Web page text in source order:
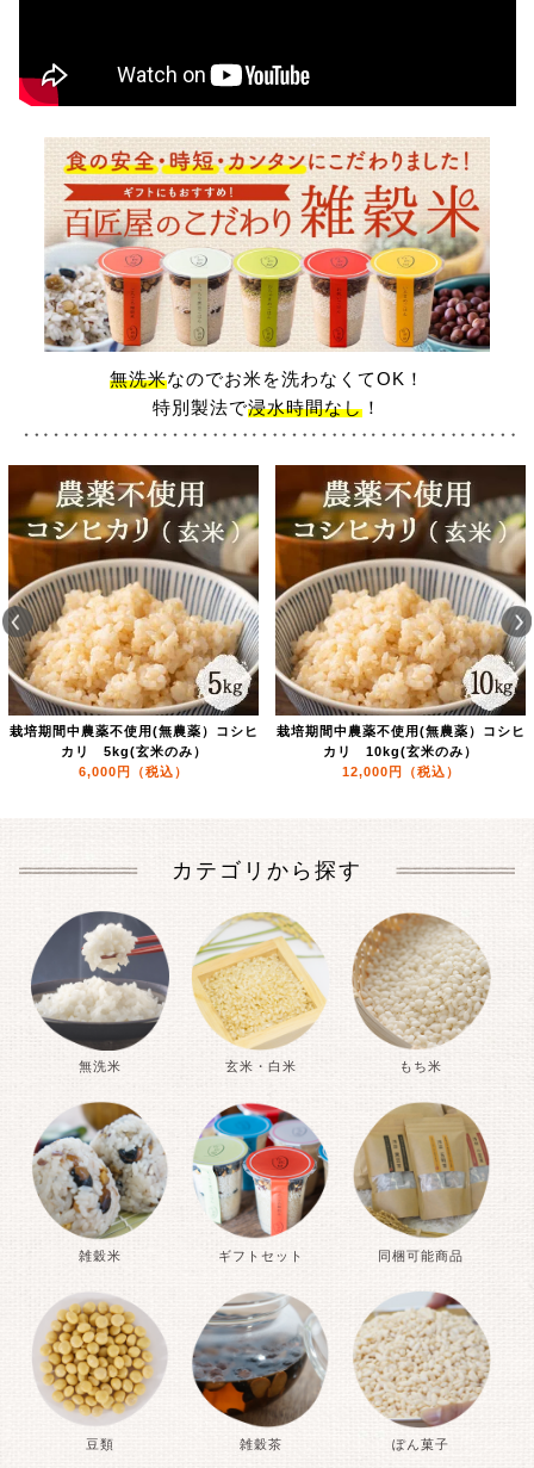
無洗米なのでお米を洗わなくてOK！
特別製法で浸水時間なし ！
農薬）コシヒ
栽培期間中農薬不使用(無農薬）コシヒ
カリ 10kg(玄米のみ）
栽培期間中農薬不使用
カリ 2kg(玄
2,500円
カテゴリから探す
無洗米 玄米・白米 もち米
雑穀米 ギフトセット 同梱可能商品
豆類 雑穀茶 ぽん菓子